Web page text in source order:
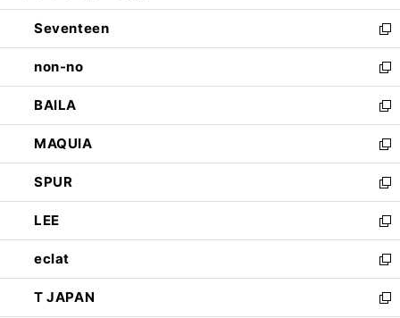
開
く
ウ
で
開
く
ン
ド
ウ
で
開
く
Seventeen
新
し
い
ウ
ィ
ン
ド
ウ
で
開
く
non-no
新
し
い
ウ
ィ
ン
ド
ウ
で
開
く
BAILA
新
し
い
ウ
ィ
ン
ド
ウ
で
開
く
MAQUIA
新
し
い
ウ
ィ
ン
ド
ウ
で
SPUR
新
し
い
ウ
ィ
ン
ド
LEE
新
し
い
ウ
ィ
eclat
新
し
い
T JAPAN
新